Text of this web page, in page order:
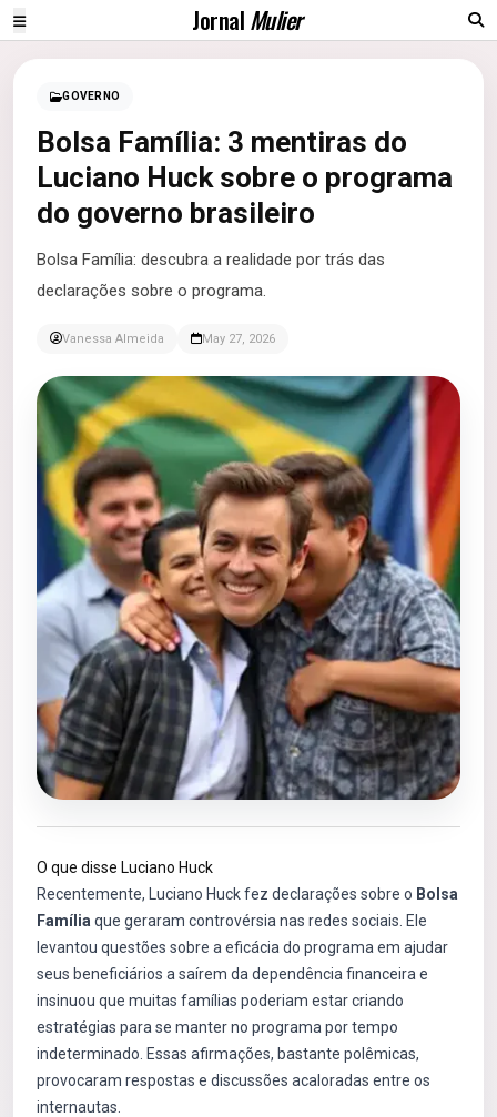
JornalMulier
GOVERNO
Bolsa Família: 3 mentiras do
Luciano Huck sobre o programa
do governo brasileiro
Bolsa Família: descubra a realidade por trás das
declarações sobre o programa.
Vanessa Almeida May 27, 2026
O que disse Luciano Huck
Recentemente, Luciano Huck fez declarações sobre o Bolsa
Família que geraram controvérsia nas redes sociais. Ele
levantou questões sobre a eficácia do programa em ajudar
seus beneficiários a saírem da dependência financeira e
insinuou que muitas famílias poderiam estar criando
estratégias para se manter no programa por tempo
indeterminado. Essas afirmações, bastante polêmicas,
provocaram respostas e discussões acaloradas entre os
internautas.